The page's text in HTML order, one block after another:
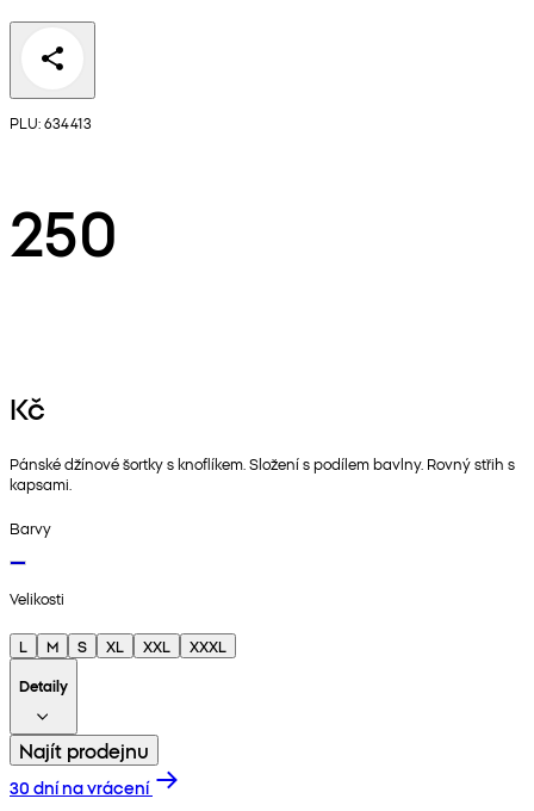
PLU: 634413
250
Kč
Pánské džínové šortky s knoflíkem. Složení s podílem bavlny. Rovný střih s
kapsami.
Barvy
Velikosti
L M S XL XXL
XXXL
Detaily
Najít prodejnu
30 dní na vrácení